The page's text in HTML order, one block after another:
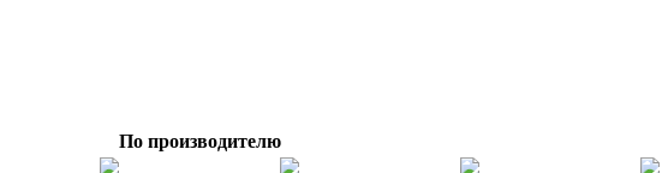
По производителю